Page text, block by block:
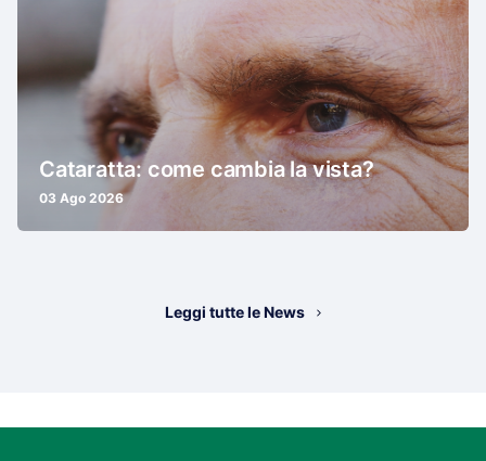
Cataratta: come cambia la vista?
03 Ago 2026
Leggi tutte le News